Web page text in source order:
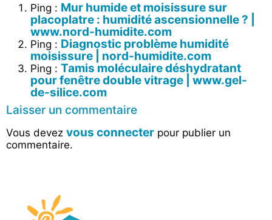
Ping : Mur humide et moisissure sur
placoplatre : humidité ascensionnelle ? |
www.nord-humidite.com
Ping : Diagnostic problème humidité
moisissure | nord-humidite.com
Ping : Tamis moléculaire déshydratant
pour fenêtre double vitrage | www.gel-
de-silice.com
Laisser un commentaire
Vous devez vous connecter pour publier un
commentaire.